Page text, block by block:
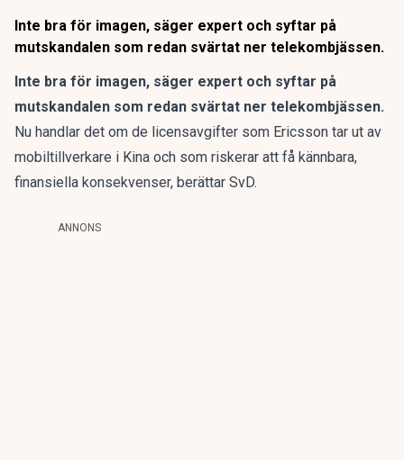
Inte bra för imagen, säger expert och syftar på
mutskandalen som redan svärtat ner telekombjässen.
Inte bra för imagen, säger expert och syftar på
mutskandalen som redan svärtat ner telekombjässen.
Nu handlar det om de licensavgifter som Ericsson tar ut av
mobiltillverkare i Kina och som riskerar att få kännbara,
finansiella konsekvenser, berättar SvD.
ANNONS